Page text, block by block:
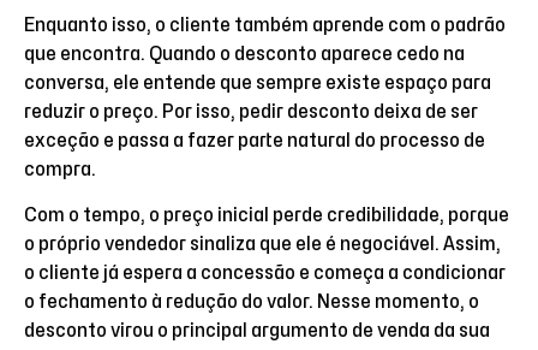
Enquanto isso, o cliente também aprende com o padrão
que encontra. Quando o desconto aparece cedo na
conversa, ele entende que sempre existe espaço para
reduzir o preço. Por isso, pedir desconto deixa de ser
exceção e passa a fazer parte natural do processo de
compra.
Com o tempo, o preço inicial perde credibilidade, porque
o próprio vendedor sinaliza que ele é negociável. Assim,
o cliente já espera a concessão e começa a condicionar
o fechamento à redução do valor. Nesse momento, o
desconto virou o principal argumento de venda da sua